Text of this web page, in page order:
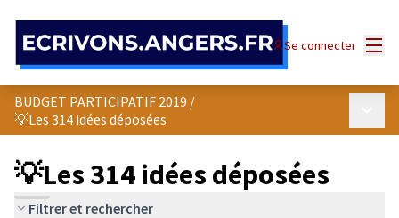
Se connecter
BUDGET PARTICIPATIF 2019 /
💡Les 314 idées déposées
💡Les 314 idées déposées
Filtrer et rechercher